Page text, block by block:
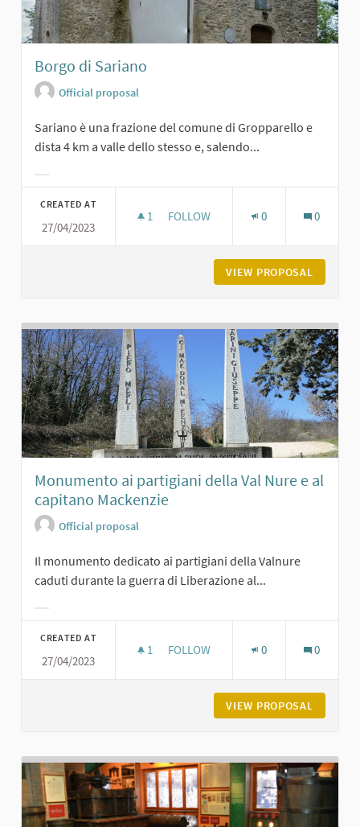
Borgo di Sariano
Official proposal
Sariano è una frazione del comune di Gropparello e
dista 4 km a valle dello stesso e, salendo...
CREATED AT
27/04/2023
1 1 FOLLOWER
FOLLOW 0 0
VIEW PROPOSAL
Monumento ai partigiani della Val Nure e al
capitano Mackenzie
Official proposal
Il monumento dedicato ai partigiani della Valnure
caduti durante la guerra di Liberazione al...
CREATED AT
27/04/2023
1 1 FOLLOWER
FOLLOW 0 0
VIEW PROPOSAL